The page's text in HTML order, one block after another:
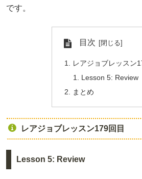
です。
目次
レアジョブレッスン
Lesson 5: Review
まとめ
レアジョブレッスン179回目
Lesson 5: Review